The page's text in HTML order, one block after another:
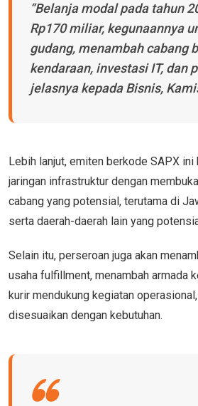
“Belanja modal pada tahun
Rp170 miliar, kegunaannya
gudang, menambah cabang
kendaraan, investasi IT, dan
jelasnya kepada Bisnis,
Lebih lanjut, emiten berkode SAPX ini
jaringan infrastruktur dengan
cabang yang potensial, terutama di
serta daerah-daerah lain yang
Selain itu, perseroan juga akan
usaha fulfillment, menambah armada
kurir mendukung kegiatan
disesuaikan dengan kebutuhan.